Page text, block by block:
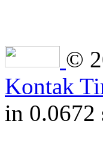
©
Kontak
in 0.0672